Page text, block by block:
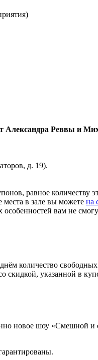
Александра Реввы и
д. 19).
равное количеству
в зале вы можете на
вам не
количество свободных
скидкой, указанной в
новое шоу «Смешной и